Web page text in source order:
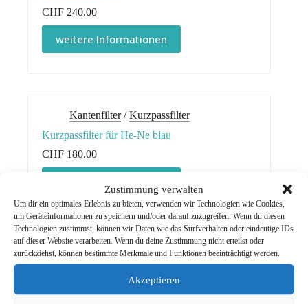
Zustimmung verwalten
Um dir ein optimales Erlebnis zu bieten, verwenden wir Technologien wie Cookies,
um Geräteinformationen zu speichern und/oder darauf zuzugreifen. Wenn du diesen
Technologien zustimmst, können wir Daten wie das Surfverhalten oder eindeutige IDs
auf dieser Website verarbeiten. Wenn du deine Zustimmung nicht erteilst oder
zurückziehst, können bestimmte Merkmale und Funktionen beeinträchtigt werden.
Akzeptieren
CHF 240.00
weitere Informationen
Kantenfilter/Kurzpassfilter
Kurzpassfilter für He-Ne blau
CHF 180.00
Kantenfilter/Kurzpassfilter
Kurzpassfilter für He-Ne grün
CHF90.00